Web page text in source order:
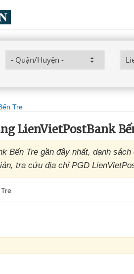
Tre
LienVietPostBank
Bến Tre gần đây nhất, danh
tra cứu địa chỉ PGD